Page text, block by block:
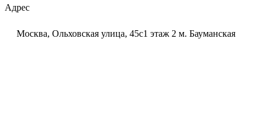
Адрес
Москва, Ольховская улица, 45с1 этаж 2 м. Бауманская